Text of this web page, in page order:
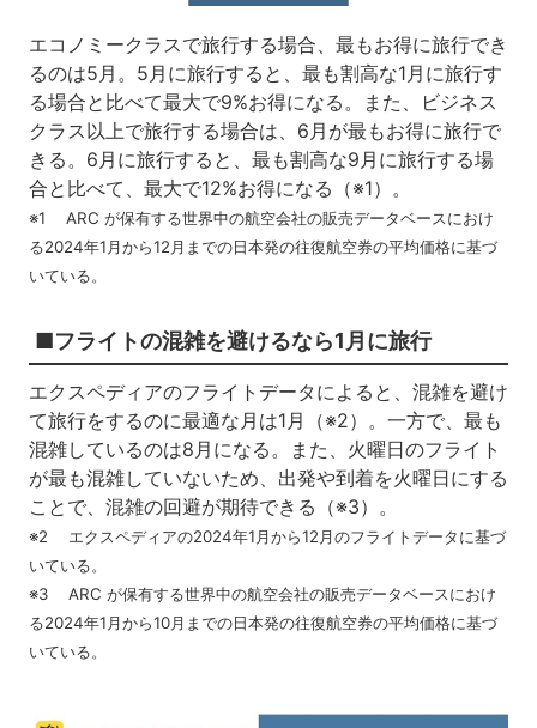
エコノミークラスで旅行する場合、最もお得に旅行でき
るのは5月。5月に旅行すると、最も割高な1月に旅行す
る場合と比べて最大で9%お得になる。また、ビジネス
クラス以上で旅行する場合は、6月が最もお得に旅行で
きる。6月に旅行すると、最も割高な9月に旅行する場
合と比べて、最大で12%お得になる（※1）。
※1 ARC が保有する世界中の航空会社の販売データベースにおけ
る2024年1月から12月までの日本発の往復航空券の平均価格に基づ
いている。
■フライトの混雑を避けるなら1月に旅行
エクスペディアのフライトデータによると、混雑を避け
て旅行をするのに最適な月は1月（※2）。一方で、最も
混雑しているのは8月になる。また、火曜日のフライト
が最も混雑していないため、出発や到着を火曜日にする
ことで、混雑の回避が期待できる（※3）。
※2 エクスペディアの2024年1月から12月のフライトデータに基づ
いている。
※3 ARC が保有する世界中の航空会社の販売データベースにおけ
る2024年1月から10月までの日本発の往復航空券の平均価格に基づ
いている。